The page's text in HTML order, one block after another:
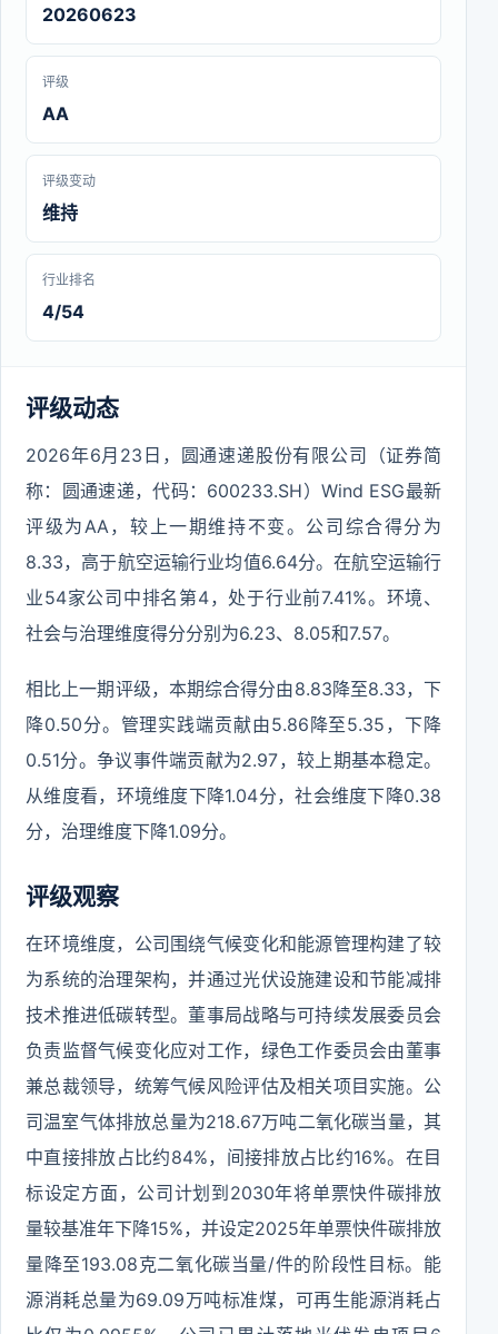
20260623
评级
AA
评级变动
维持
行业排名
4/54
评级动态
2026年6月23日，圆通速递股份有限公司（证券简
称：圆通速递，代码：600233.SH）Wind ESG最新
评级为AA，较上一期维持不变。公司综合得分为
8.33，高于航空运输行业均值6.64分。在航空运输行
业54家公司中排名第4，处于行业前7.41%。环境、
社会与治理维度得分分别为6.23、8.05和7.57。
相比上一期评级，本期综合得分由8.83降至8.33，下
降0.50分。管理实践端贡献由5.86降至5.35，下降
0.51分。争议事件端贡献为2.97，较上期基本稳定。
从维度看，环境维度下降1.04分，社会维度下降0.38
分，治理维度下降1.09分。
评级观察
在环境维度，公司围绕气候变化和能源管理构建了较
为系统的治理架构，并通过光伏设施建设和节能减排
技术推进低碳转型。董事局战略与可持续发展委员会
负责监督气候变化应对工作，绿色工作委员会由董事
兼总裁领导，统筹气候风险评估及相关项目实施。公
司温室气体排放总量为218.67万吨二氧化碳当量，其
中直接排放占比约84%，间接排放占比约16%。在目
标设定方面，公司计划到2030年将单票快件碳排放
量较基准年下降15%，并设定2025年单票快件碳排放
量降至193.08克二氧化碳当量/件的阶段性目标。能
源消耗总量为69.09万吨标准煤，可再生能源消耗占